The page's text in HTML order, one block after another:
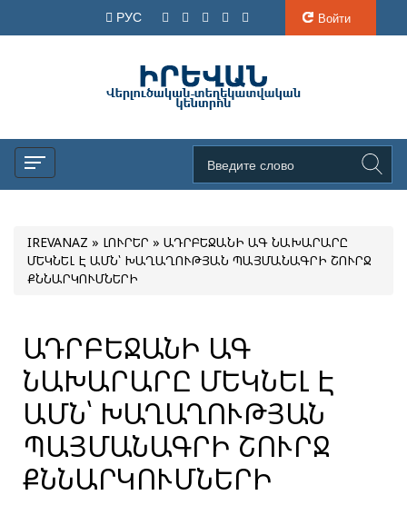
РУС Войти
IREVANAZ » ԼՈՒՐԵՐ » ԱԴՐԲԵՋԱՆԻ ԱԳ ՆԱԽԱՐԱՐԸ
ՄԵԿՆԵԼ Է ԱՄՆ՝ ԽԱՂԱՂՈՒԹՅԱՆ ՊԱՅՄԱՆԱԳՐԻ ՇՈՒՐՋ
ՔՆՆԱՐԿՈՒՄՆԵՐԻ
ԱԴՐԲԵՋԱՆԻ ԱԳ
ՆԱԽԱՐԱՐԸ ՄԵԿՆԵԼ Է
ԱՄՆ՝ ԽԱՂԱՂՈՒԹՅԱՆ
ՊԱՅՄԱՆԱԳՐԻ ՇՈՒՐՋ
ՔՆՆԱՐԿՈՒՄՆԵՐԻ